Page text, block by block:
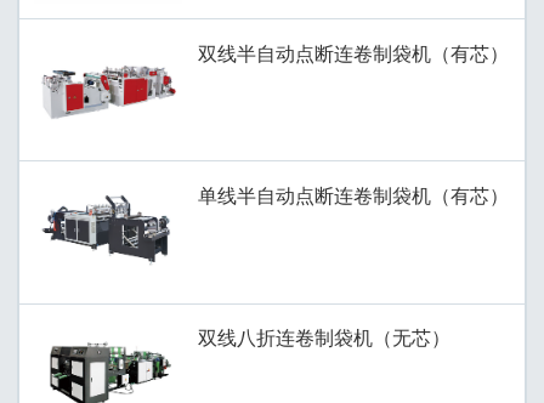
双线半自动点断连卷制袋机（有芯）
单线半自动点断连卷制袋机（有芯）
双线八折连卷制袋机（无芯）